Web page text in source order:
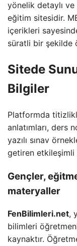
yönelik detaylı
eğitim sitesidir.
içerikleri
süratli bir şekilde
Sitede
Bilgiler
Platformda
anlatımları, ders
yazılı sınav
getiren etkileşimli
Gençler,
materyaller
FenBilimleri.net,
bilimleri
kaynaktır.